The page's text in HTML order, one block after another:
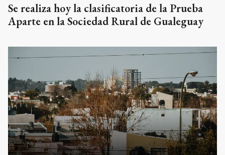
Se realiza hoy la clasificatoria de la Prueba
Aparte en la Sociedad Rural de Gualeguay